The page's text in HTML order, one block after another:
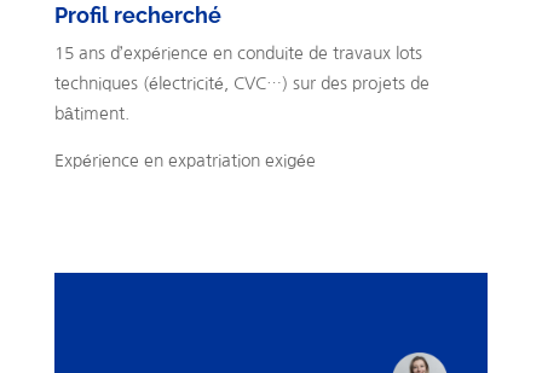
Profil recherché
15 ans d’expérience en conduite de travaux lots
techniques (électricité, CVC…) sur des projets de
bâtiment.
Expérience en expatriation exigée